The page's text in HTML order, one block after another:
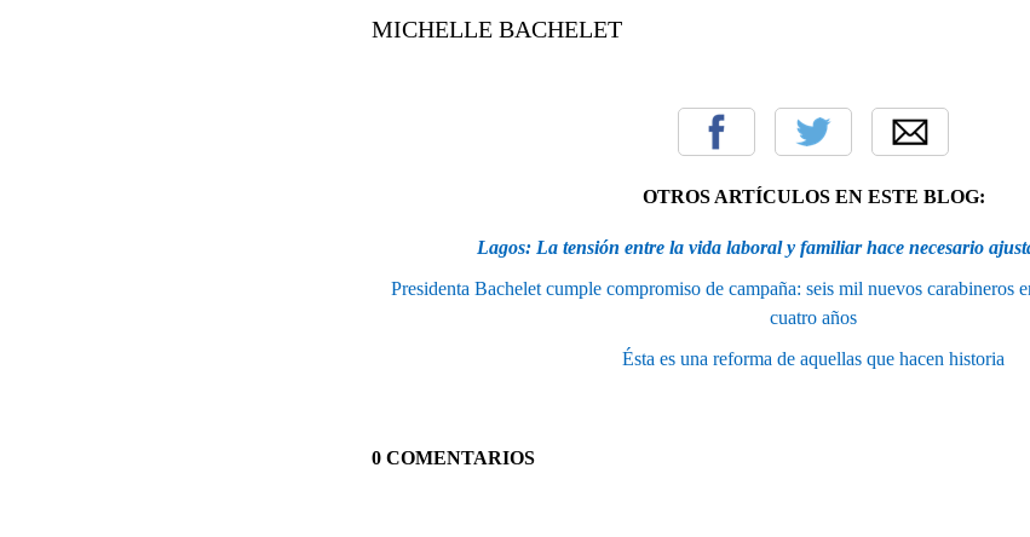
MICHELLE BACHELET
OTROS ARTÍCULOS EN ESTE BLOG:
Lagos: La tensión entre la vida laboral y familiar hace necesario
Presidenta Bachelet cumple compromiso de campaña: seis mil nuevos carabineros
cuatro años
Ésta es una reforma de aquellas que hacen historia
0 COMENTARIOS